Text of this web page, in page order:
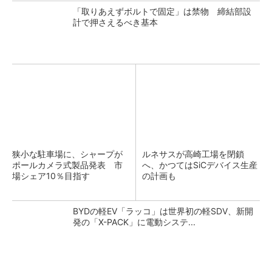
「取りあえずボルトで固定」は禁物 締結部設
計で押さえるべき基本
狭小な駐車場に、シャープが
ポールカメラ式製品発表 市
場シェア10％目指す
ルネサスが高崎工場を閉鎖
へ、かつてはSiCデバイス生産
の計画も
BYDの軽EV「ラッコ」は世界初の軽SDV、新開
発の「X-PACK」に電動システ...